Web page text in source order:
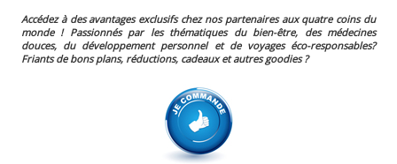
Accédez à des avantages exclusifs chez nos partenaires aux quatre coins du
monde ! Passionnés par les thématiques du bien-être, des médecines
douces, du développement personnel et de voyages éco-responsables?
Friants de bons plans, réductions, cadeaux et autres goodies ?